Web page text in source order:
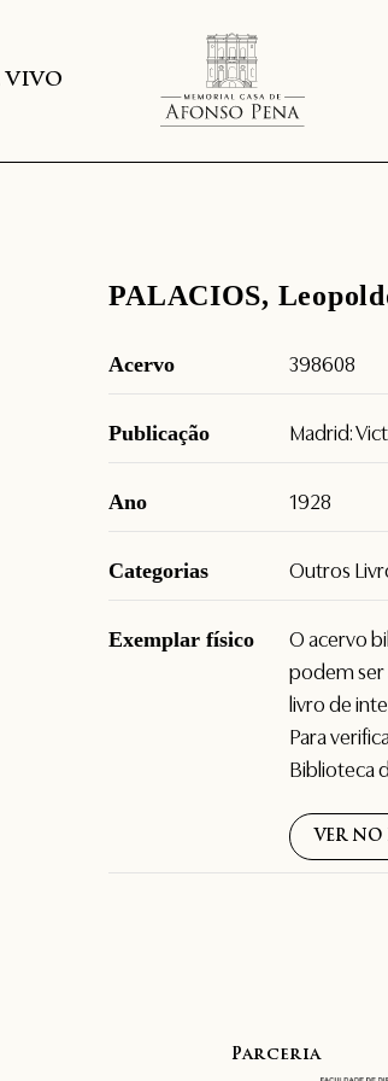
VIVO
PALACIOS,
Acervo 398608
Publicação Madrid:
Ano 1928
Categorias Outros
Exemplar físico
O acervo
podem
livro de
Para
Biblioteca
VER NO
Parceria